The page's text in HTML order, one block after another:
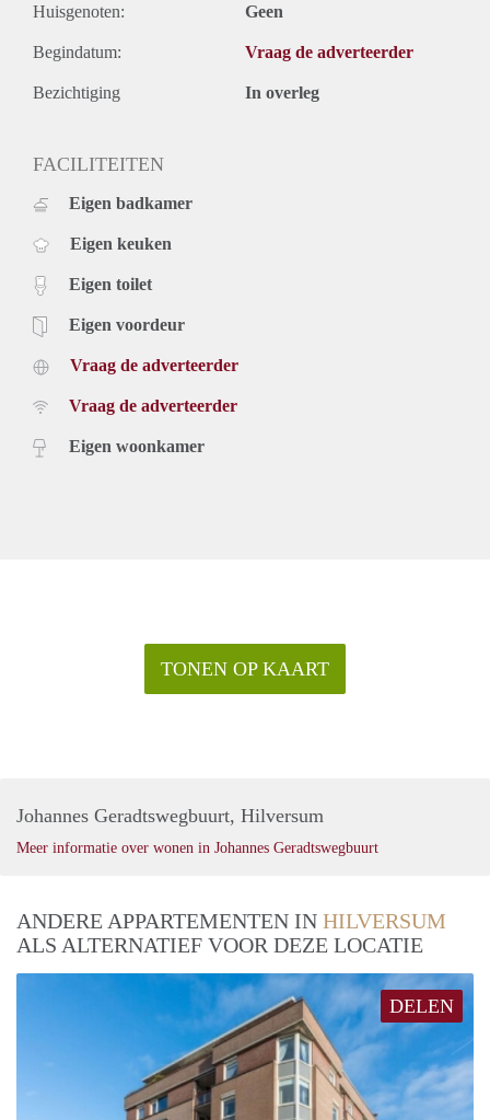
Huisgenoten: Geen
Begindatum: Vraag de adverteerder
Bezichtiging In overleg
FACILITEITEN
Eigen badkamer
Eigen keuken
Eigen toilet
Eigen voordeur
Vraag de adverteerder
Vraag de adverteerder
Eigen woonkamer
TONEN OP KAART
Johannes Geradtswegbuurt, Hilversum
Meer informatie over wonen in Johannes Geradtswegbuurt
ANDERE APPARTEMENTEN IN HILVERSUM
ALS ALTERNATIEF VOOR DEZE LOCATIE
DELEN